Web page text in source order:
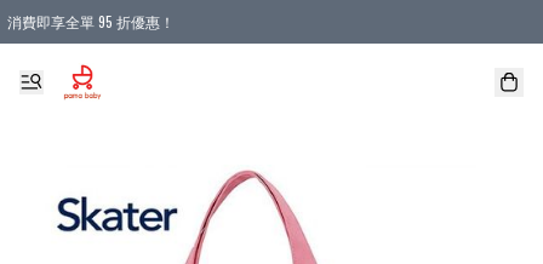
消費即享全單 95 折優惠！
購物滿 HKD 900.00即享免運費優惠！（適用於 本地送貨、本地取貨 )